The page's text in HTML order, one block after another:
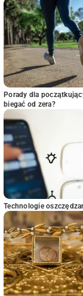
Porady dla
biegać od zera?
Technologie